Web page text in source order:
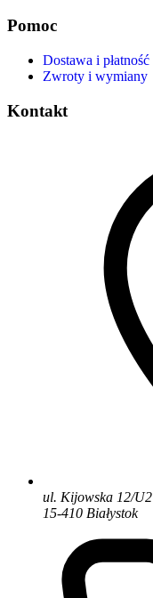
Pomoc
Dostawa i płatność
Zwroty i wymiany
Kontakt
ul. Kijowska 12/U2
15-410 Białystok